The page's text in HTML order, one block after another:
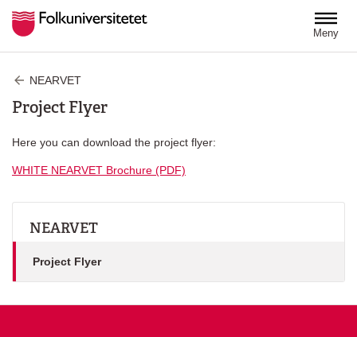
Meny
NEARVET
Project Flyer
Here you can download the project flyer:
WHITE NEARVET Brochure (PDF)
NEARVET
Project Flyer